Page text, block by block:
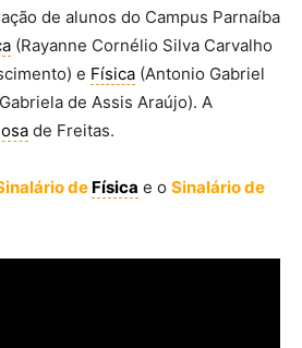
de alunos do Campus Parnaíba
(Rayanne Cornélio Silva Carvalho
e Física (Antonio Gabriel
de Assis Araújo). A
de Freitas.
de Física e o Sinalário de